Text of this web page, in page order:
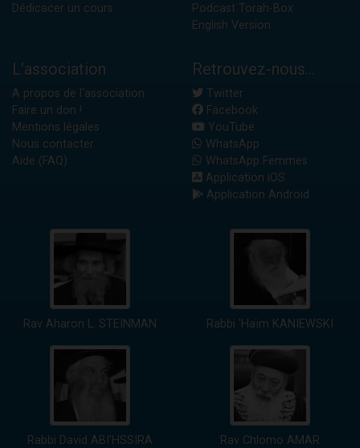
Dédicacer un cours
Podcast Torah-Box
English Version
L'association
A propos de l'association
Faire un don !
Mentions légales
Nous contacter
Aide (FAQ)
Retrouvez-nous...
Twitter
Facebook
YouTube
WhatsApp
WhatsApp Femmes
Application iOS
Application Android
Rav Aharon L. STEINMAN Rabbi 'Haïm KANIEWSKI
Rabbi David ABI'HSSIRA Rav Chlomo AMAR